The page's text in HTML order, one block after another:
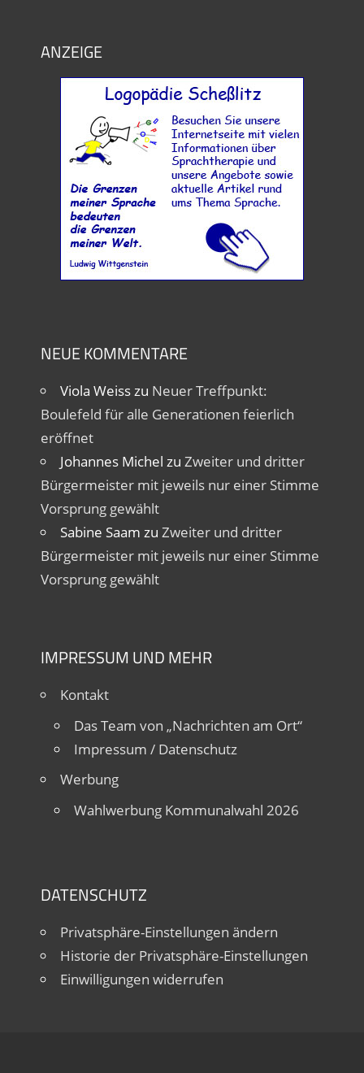
ANZEIGE
NEUE KOMMENTARE
Viola Weisszu Neuer Treffpunkt:
Boulefeld für alle Generationen feierlich
eröffnet
Johannes Michel zu Zweiter und dritter
Bürgermeister mit jeweils nur einer Stimme
Vorsprung gewählt
Sabine Saam zu Zweiter und dritter
Bürgermeister mit jeweils nur einer Stimme
Vorsprung gewählt
IMPRESSUM UND MEHR
Kontakt
Das Team von „Nachrichten am Ort“
Impressum / Datenschutz
Werbung
Wahlwerbung Kommunalwahl 2026
DATENSCHUTZ
Privatsphäre-Einstellungen ändern
Historie der Privatsphäre-Einstellungen
Einwilligungen widerrufen